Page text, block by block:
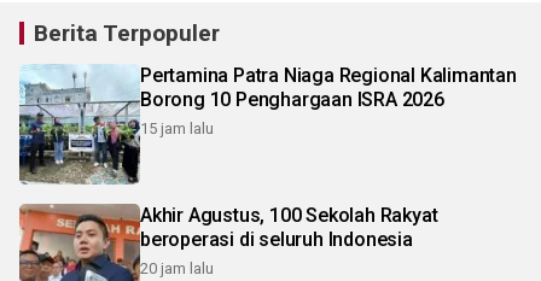
Berita Terpopuler
Pertamina Patra Niaga Regional Kalimantan
Borong 10 Penghargaan ISRA 2026
15 jam lalu
Akhir Agustus, 100 Sekolah Rakyat
beroperasi di seluruh Indonesia
20 jam lalu